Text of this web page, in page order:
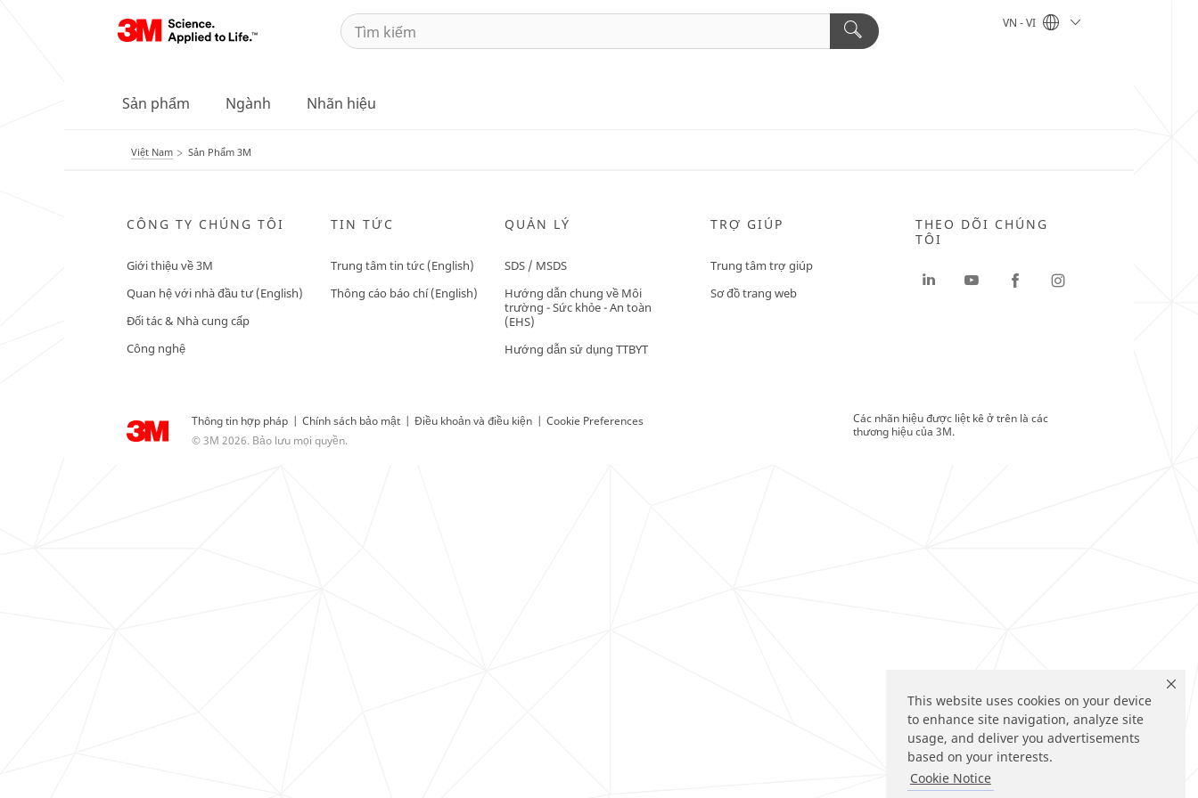
This website uses cookies on your device
to enhance site navigation, analyze site
usage, and deliver you advertisements
based on your interests.
Cookie Notice
VN - VI
Sản phẩm Ngành Nhãn hiệu
Việt Nam Sản Phẩm 3M
CÔNG TY CHÚNG TÔI
Giới thiệu về 3M
Quan hệ với nhà đầu tư (English)
Đối tác & Nhà cung cấp
Công nghệ
TIN TỨC
Trung tâm tin tức (English)
Thông cáo báo chí (English)
QUẢN LÝ
SDS / MSDS
Hướng dẫn chung về Môi
trường - Sức khỏe - An toàn
(EHS)
Hướng dẫn sử dụng TTBYT
TRỢ GIÚP
Trung tâm trợ giúp
Sơ đồ trang web
Thông tin hợp pháp | Chính sách bảo mật | Điều khoản và điều kiện | Cookie Preferences
© 3M 2026. Bảo lưu mọi quyền.
THEO DÕI CHÚNG
TÔI
Các nhãn hiệu được liệt kê ở trên là các
thương hiệu của 3M.